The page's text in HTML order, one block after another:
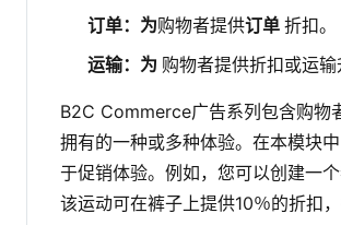
订单：为购物者提供订单 折扣。
运输：为 购物者提供折扣或运输
B2C Commerce广告系列包含购物
拥有的一种或多种体验。在本模块
于促销体验。例如，您可以创建一个
该运动可在裤子上提供10％的折扣